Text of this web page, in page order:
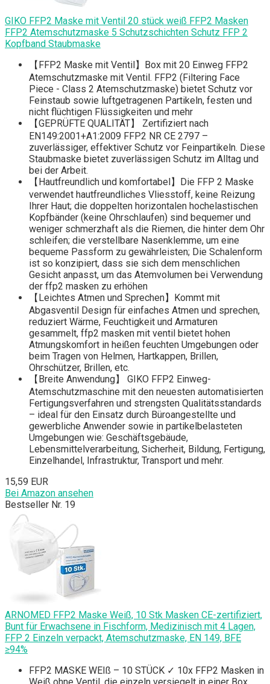
GIKO FFP2 Maske mit Ventil 20 stück weiß FFP2 Masken
FFP2 Atemschutzmaske 5 Schutzschichten Schutz FFP 2
Kopfband Staubmaske
【FFP2 Maske mit Ventil】Box mit 20 Einweg FFP2
Atemschutzmaske mit Ventil. FFP2 (Filtering Face
Piece - Class 2 Atemschutzmaske) bietet Schutz vor
Feinstaub sowie luftgetragenen Partikeln, festen und
nicht flüchtigen Flüssigkeiten und mehr
【GEPRÜFTE QUALITÄT】 Zertifiziert nach
EN149:2001+A1:2009 FFP2 NR CE 2797 –
zuverlässiger, effektiver Schutz vor Feinpartikeln. Diese
Staubmaske bietet zuverlässigen Schutz im Alltag und
bei der Arbeit.
【Hautfreundlich und komfortabel】Die FFP 2 Maske
verwendet hautfreundliches Vliesstoff, keine Reizung
Ihrer Haut; die doppelten horizontalen hochelastischen
Kopfbänder (keine Ohrschlaufen) sind bequemer und
weniger schmerzhaft als die Riemen, die hinter dem Ohr
schleifen; die verstellbare Nasenklemme, um eine
bequeme Passform zu gewährleisten; Die Schalenform
ist so konzipiert, dass sie sich dem menschlichen
Gesicht anpasst, um das Atemvolumen bei Verwendung
der ffp2 masken zu erhöhen
【Leichtes Atmen und Sprechen】Kommt mit
Abgasventil Design für einfaches Atmen und sprechen,
reduziert Wärme, Feuchtigkeit und Armaturen
gesammelt, ffp2 masken mit ventil bietet hohen
Atmungskomfort in heißen feuchten Umgebungen oder
beim Tragen von Helmen, Hartkappen, Brillen,
Ohrschützer, Brillen, etc.
【Breite Anwendung】 GIKO FFP2 Einweg-
Atemschutzmaschine mit den neuesten automatisierten
Fertigungsverfahren und strengsten Qualitätsstandards
– ideal für den Einsatz durch Büroangestellte und
gewerbliche Anwender sowie in partikelbelasteten
Umgebungen wie: Geschäftsgebäude,
Lebensmittelverarbeitung, Sicherheit, Bildung, Fertigung,
Einzelhandel, Infrastruktur, Transport und mehr.
15,59 EUR
Bei Amazon ansehen
Bestseller Nr. 19
ARNOMED FFP2 Maske Weiß, 10 Stk Masken CE-zertifiziert,
Bunt für Erwachsene in Fischform, Medizinisch mit 4 Lagen,
FFP 2 Einzeln verpackt, Atemschutzmaske, EN 149, BFE
≥94%
FFP2 MASKE WEIß – 10 STÜCK ✓ 10x FFP2 Masken in